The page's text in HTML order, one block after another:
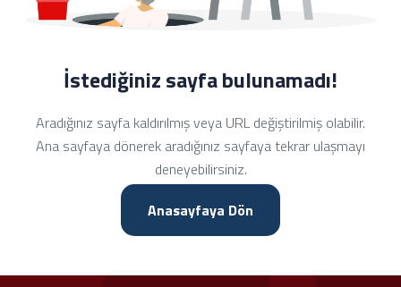
İstediğiniz sayfa bulunamadı!
Aradığınız sayfa kaldırılmış veya URL değiştirilmiş olabilir.
Ana sayfaya dönerek aradığınız sayfaya tekrar ulaşmayı
deneyebilirsiniz.
Anasayfaya Dön